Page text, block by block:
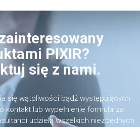
PIXIR?
się z nami.
się wątpliwości bądź występujących
kontakt lub wypełnienie formularza
udzielą wszelkich niezbędnych